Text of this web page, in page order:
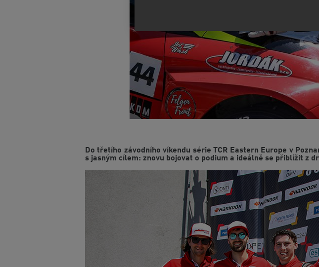
Do třetího závodního víkendu série TCR Eastern Europe v
s jasným cílem: znovu bojovat o podium a ideálně se přiblížit z